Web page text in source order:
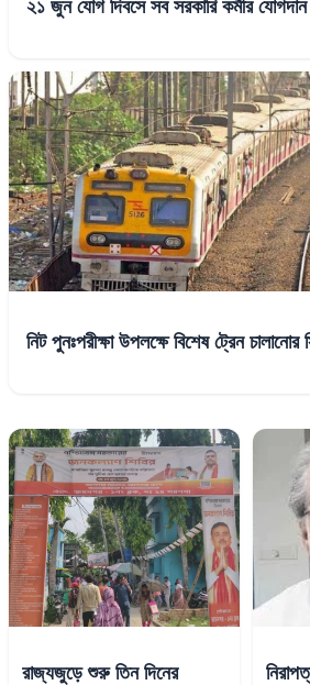
২১ জুন যোগ দিবসে সব সরকারি কর্মীর
নিট পুনঃপরীক্ষা উপলক্ষে বিশেষ ট্রেন চালানোর
রাজ্যজুড়ে শুরু তিন দিনের